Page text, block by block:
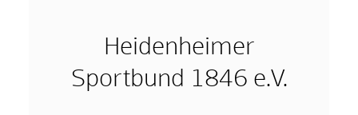
Heidenheimer
Sportbund 1846 e.V.